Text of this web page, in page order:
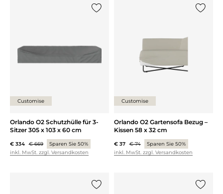
Customise
Orlando O2 Schutzhülle für 3-
Sitzer 305 x 103 x 60 cm
€ 334 € 669
Sparen Sie 50%
inkl. MwSt. zzgl. Versandkosten
Customise
Orlando O2 Gartensofa Bezug –
Kissen 58 x 32 cm
€ 37 € 74
Sparen Sie 50%
inkl. MwSt. zzgl. Versandkosten